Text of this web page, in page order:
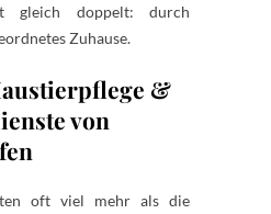
gleich doppelt: durch
Zuhause.
&
von
oft viel mehr als die